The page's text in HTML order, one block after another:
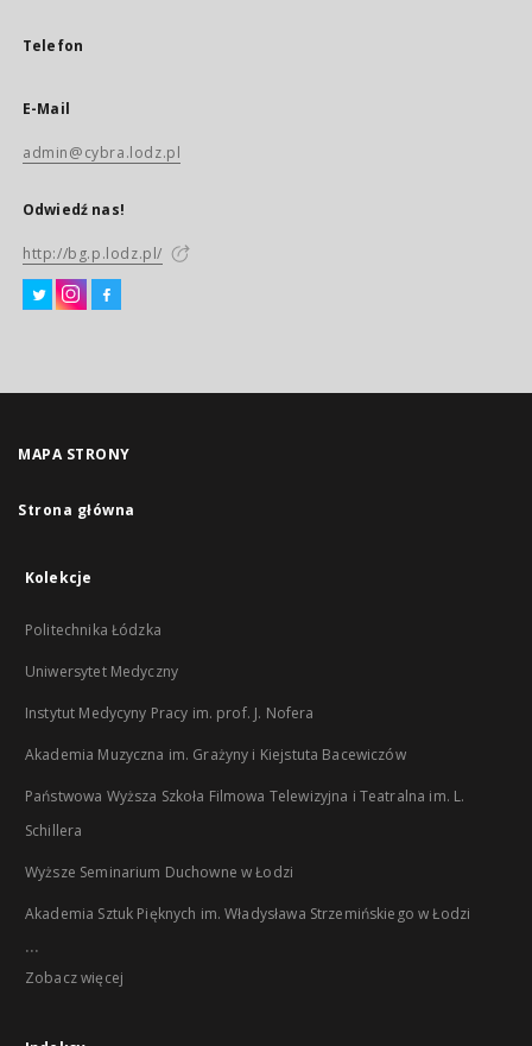
Telefon
E-Mail
admin@cybra.lodz.pl
Odwiedź nas!
http://bg.p.lodz.pl/
MAPA STRONY
Strona główna
Kolekcje
Politechnika Łódzka
Uniwersytet Medyczny
Instytut Medycyny Pracy im. prof. J. Nofera
Akademia Muzyczna im. Grażyny i Kiejstuta Bacewiczów
Państwowa Wyższa Szkoła Filmowa Telewizyjna i Teatralna im. L.
Schillera
Wyższe Seminarium Duchowne w Łodzi
Akademia Sztuk Pięknych im. Władysława Strzemińskiego w Łodzi
...
Zobacz więcej